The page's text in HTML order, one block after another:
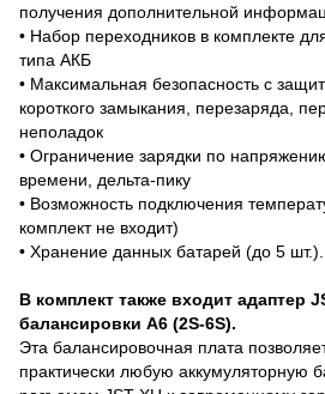
получения дополнительной
• Набор переходников в комплекте
типа АКБ
• Максимальная безопасность с
короткого замыкания, перезаряда,
неполадок
• Ограничение зарядки по
времени, дельта-пику
• Возможность подключения
комплект не входит)
• Хранение данных батарей (до 5 шт.).
В комплект также входит адаптер
балансировки A6 (2S-6S).
Эта балансировочная плата
практически любую аккумуляторную